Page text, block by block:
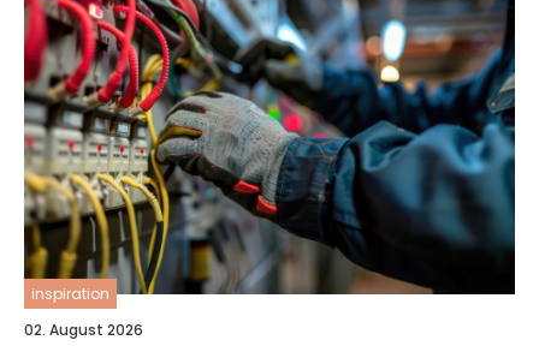
inspiration
02. August 2026